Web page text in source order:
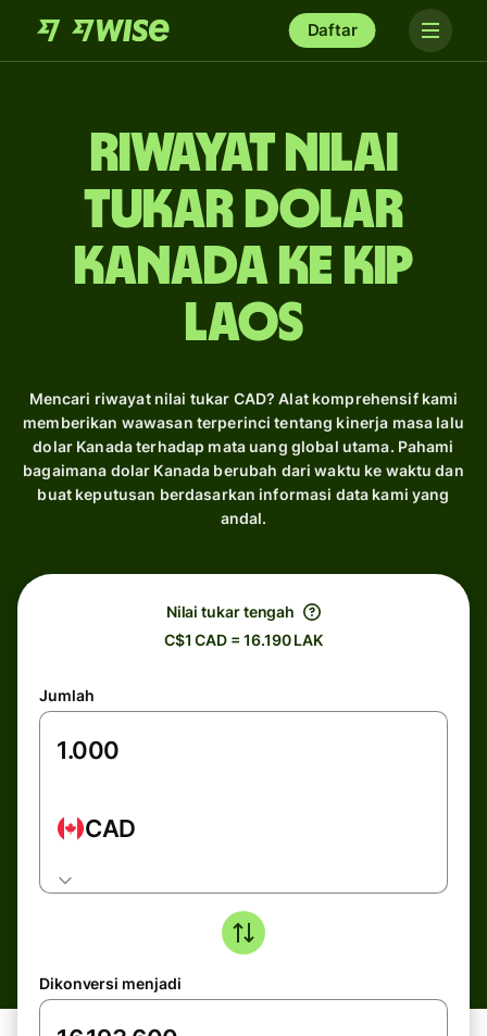
Daftar
Riwayat Nilai
Tukar dolar
Kanada ke kip
Laos
Mencari riwayat nilai tukar CAD? Alat komprehensif kami
memberikan wawasan terperinci tentang kinerja masa lalu
dolar Kanada terhadap mata uang global utama. Pahami
bagaimana dolar Kanada berubah dari waktu ke waktu dan
buat keputusan berdasarkan informasi data kami yang
andal.
Nilai tukar tengah
C$1 CAD = 16.190 LAK
Jumlah
CAD
Dikonversi menjadi